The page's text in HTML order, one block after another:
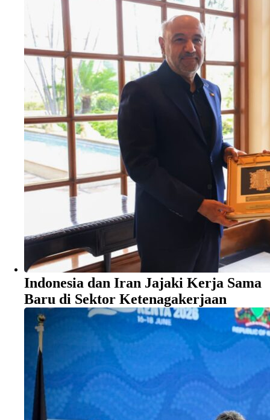
Indonesia dan Iran Jajaki Kerja Sama
Baru di Sektor Ketenagakerjaan